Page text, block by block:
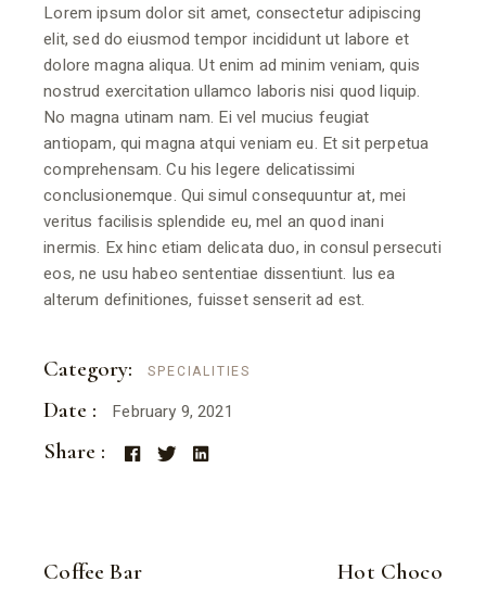
Lorem ipsum dolor sit amet, consectetur adipiscing
elit, sed do eiusmod tempor incididunt ut labore et
dolore magna aliqua. Ut enim ad minim veniam, quis
nostrud exercitation ullamco laboris nisi quod liquip.
No magna utinam nam. Ei vel mucius feugiat
antiopam, qui magna atqui veniam eu. Et sit perpetua
comprehensam. Cu his legere delicatissimi
conclusionemque. Qui simul consequuntur at, mei
veritus facilisis splendide eu, mel an quod inani
inermis. Ex hinc etiam delicata duo, in consul persecuti
eos, ne usu habeo sententiae dissentiunt. Ius ea
alterum definitiones, fuisset senserit ad est.
Category: SPECIALITIES
Date : February 9, 2021
Share :
Coffee Bar Hot Choco